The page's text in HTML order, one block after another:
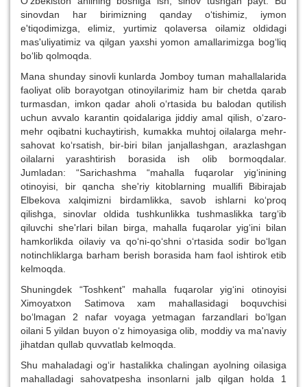
sinovdan har birimizning qanday o‘tishimiz, iymon
e'tiqodimizga, elimiz, yurtimiz qolaversa oilamiz oldidagi
mas'uliyatimiz va qilgan yaxshi yomon amallarimizga bog‘liq
bo‘lib qolmoqda.
Mana shunday sinovli kunlarda Jomboy tuman mahallalarida
faoliyat olib borayotgan otinoyilarimiz ham bir chetda qarab
turmasdan, imkon qadar aholi o‘rtasida bu balodan qutilish
uchun avvalo karantin qoidalariga jiddiy amal qilish, o‘zaro-
mehr oqibatni kuchaytirish, kumakka muhtoj oilalarga mehr-
sahovat ko‘rsatish, bir-biri bilan janjallashgan, arazlashgan
oilalarni yarashtirish borasida ish olib bormoqdalar.
Jumladan: “Sarichashma “mahalla fuqarolar yig‘inining
otinoyisi, bir qancha she'riy kitoblarning muallifi Bibirajab
Elbekova xalqimizni birdamlikka, savob ishlarni ko‘proq
qilishga, sinovlar oldida tushkunlikka tushmaslikka targ‘ib
qiluvchi she'rlari bilan birga, mahalla fuqarolar yig‘ini bilan
hamkorlikda oilaviy va qo‘ni-qo‘shni o‘rtasida sodir bo‘lgan
notinchliklarga barham berish borasida ham faol ishtirok etib
kelmoqda.
Shuningdek “Toshkent” mahalla fuqarolar yig‘ini otinoyisi
Ximoyatxon Satimova xam mahallasidagi boquvchisi
bo‘lmagan 2 nafar voyaga yetmagan farzandlari bo‘lgan
oilani 5 yildan buyon o‘z himoyasiga olib, moddiy va ma'naviy
jihatdan qullab quvvatlab kelmoqda.
Shu mahaladagi og‘ir hastalikka chalingan ayolning oilasiga
mahalladagi sahovatpesha insonlarni jalb qilgan holda 1